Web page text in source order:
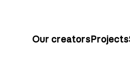
Our creators Projects